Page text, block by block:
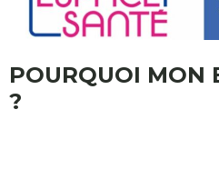
POURQUOI MON
?